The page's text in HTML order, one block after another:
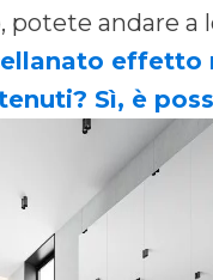
potete andare a
effetto
Sì, è